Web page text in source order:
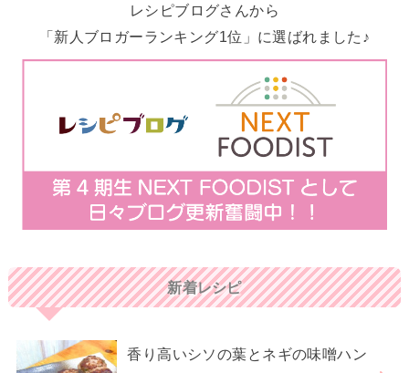
レシピブログさんから
「新人ブロガーランキング1位」に選ばれました♪
新着レシピ
香り高いシソの葉とネギの味噌ハン